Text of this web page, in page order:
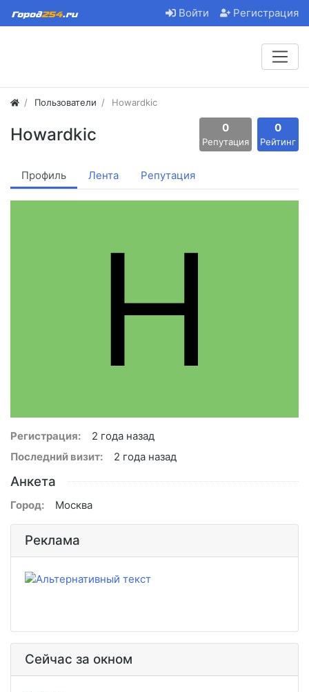
Войти Регистрация
Пользователи Howardkic
Howardkic 0
Репутация
0
Рейтинг
Профиль Лента Репутация
H
Регистрация:
2 года назад
Последний визит:
2 года назад
Анкета
Город: Москва
Реклама
Сейчас за окном